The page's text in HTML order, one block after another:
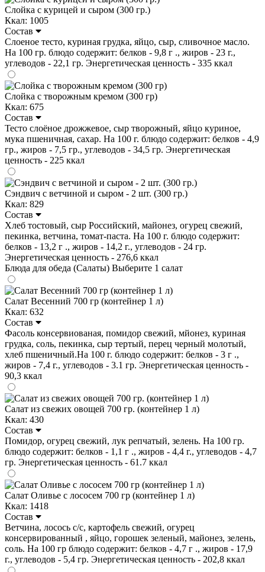
Слойка с курицей и сыром (300 гр.)
Ккал: 1005
Состав
Слоеное тесто, куриная грудка, яйцо, сыр, сливочное масло.
На 100 гр. блюдо содержит: белков - 9,8 г ., жиров - 23 г.,
углеводов - 22,1 гр. Энергетическая ценность - 335 ккал
Слойка с творожным кремом (300 гр)
Ккал: 675
Состав
Тесто слоёное дрожжевое, сыр творожный, яйцо куриное,
мука пшеничная, сахар. На 100 г. блюдо содержит: белков - 4,9
гр., жиров - 7,5 гр., углеводов - 34,5 гр. Энергетическая
ценность - 225 ккал
Сэндвич с ветчиной и сыром - 2 шт. (300 гр.)
Ккал: 829
Состав
Хлеб тостовый, сыр Российский, майонез, огурец свежий,
пекинка, ветчина, томат-паста. На 100 г. блюдо содержит:
белков - 13,2 г ., жиров - 14,2 г., углеводов - 24 гр.
Энергетическая ценность - 276,6 ккал
Блюда для обеда (Салаты) Выберите 1 салат
Салат Весенний 700 гр (контейнер 1 л)
Ккал: 632
Состав
Фасоль консервиованая, помидор свежий, мйонез, куриная
грудка, соль, пекинка, сыр тертый, перец черный молотый,
хлеб пшеничный.На 100 г. блюдо содержит: белков - 3 г .,
жиров - 7,4 г., углеводов - 3.1 гр. Энергетическая ценность -
90,3 ккал
Салат из свежих овощей 700 гр. (контейнер 1 л)
Ккал: 430
Состав
Помидор, огурец свежий, лук репчатый, зелень. На 100 гр.
блюдо содержит: белков - 1,1 г ., жиров - 4,4 г., углеводов - 4,7
гр. Энергетическая ценность - 61.7 ккал
Салат Оливье с лососем 700 гр (контейнер 1 л)
Ккал: 1418
Состав
Ветчина, лосось с/с, картофель свежий, огурец
консервированный , яйцо, горошек зеленый, майонез, зелень,
соль. На 100 гр блюдо содержит: белков - 4,7 г ., жиров - 17,9
г., углеводов - 5,4 гр. Энергетическая ценность - 202,8 ккал